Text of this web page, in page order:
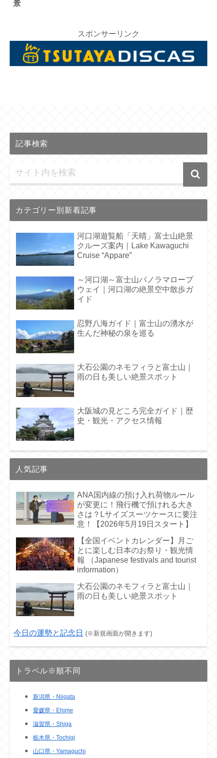
景
スポンサーリンク
記事検索
カテゴリー別新着記事
河口湖遊覧船「天晴」富士山絶景
クルーズ案内｜Lake Kawaguchi
Cruise “Appare”
～河口湖～富士山パノラマロープ
ウェイ｜河口湖の絶景空中散歩ガ
イド
忍野八海ガイド｜富士山の湧水が
生んだ神秘の泉を巡る
大石公園のネモフィラと富士山｜
雨の日も美しい絶景スポット
大阪城の見どころ完全ガイド｜歴
史・観光・アクセス情報
人気記事
ANA国内線の預け入れ荷物ルール
が変更に！飛行機で預けれる大き
さは？Lサイズスーツケースに要注
意！【2026年5月19日スタート】
【全国イベントカレンダー】月ご
とに楽しむ日本のお祭り・観光情
報 （Japanese festivals and tourist
information）
大石公園のネモフィラと富士山｜
雨の日も美しい絶景スポット
今日の運勢と記念日 (※新規画面が開きます)
トラベル※順不同
新潟県・Niigata
愛媛県・Ehime
滋賀県・Shiga
栃木県・Tochigi
山口県・Yamaguchi